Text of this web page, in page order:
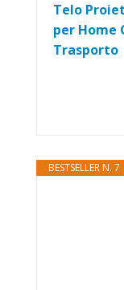
Telo
per Home
Trasporto
BESTSELLER N. 7